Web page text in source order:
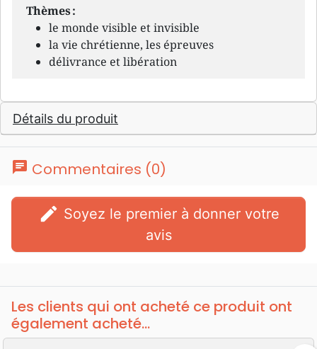
Thèmes :
le monde visible et invisible
la vie chrétienne, les épreuves
délivrance et libération
Détails du produit
chat Commentaires (0)
edit
avis
Les clients qui ont acheté ce produit ont
également acheté...